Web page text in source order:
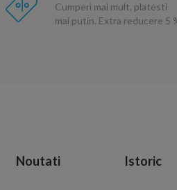
Cumperi mai mult, platesti
mai putin. Extra reducere 5
Noutati Istoric